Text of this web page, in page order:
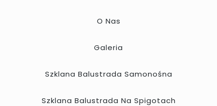
O Nas
Galeria
Szklana Balustrada Samonośna
Szklana Balustrada Na Spigotach